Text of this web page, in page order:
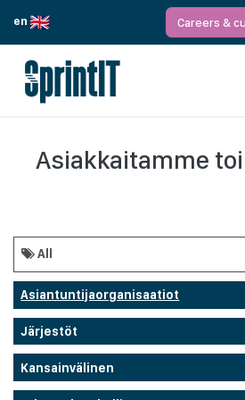
en
Careers &
Asiakkaitamme
All
Asiantuntijaorganisaatiot
Järjestöt
Kansainvälinen